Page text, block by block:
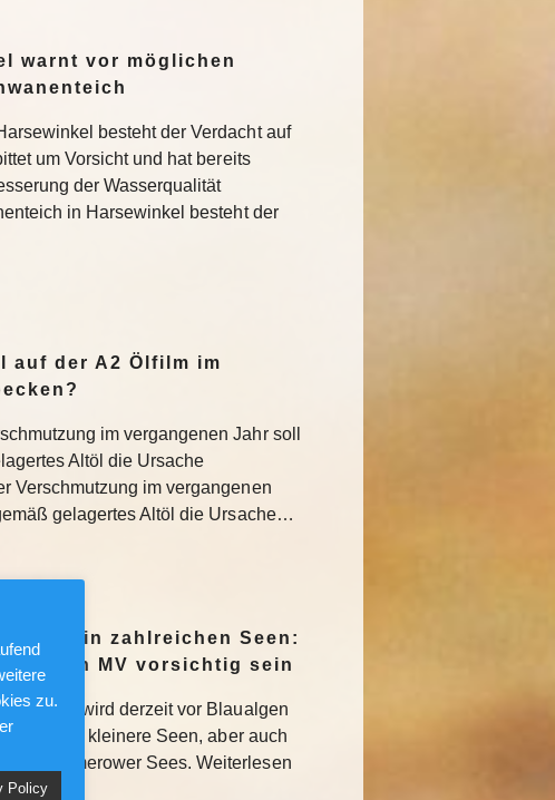
warnt vor möglichen
besteht der Verdacht auf
um Vorsicht und hat bereits
der Wasserqualität
in Harsewinkel besteht der
auf der A2 Ölfilm im
im vergangenen Jahr soll
Altöl die Ursache
Verschmutzung im vergangenen
gelagertes Altöl die Ursache…
in zahlreichen Seen:
in MV vorsichtig sein
in MV wird derzeit vor Blaualgen
vor allem kleinere Seen, aber auch
Kummerower Sees. Weiterlesen
zu.
Policy